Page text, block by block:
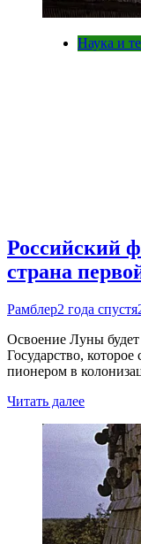
Наука и
Российский
страна
Рамблер2 года спустя
Освоение Луны будет
Государство,
пионером в
Читать далее